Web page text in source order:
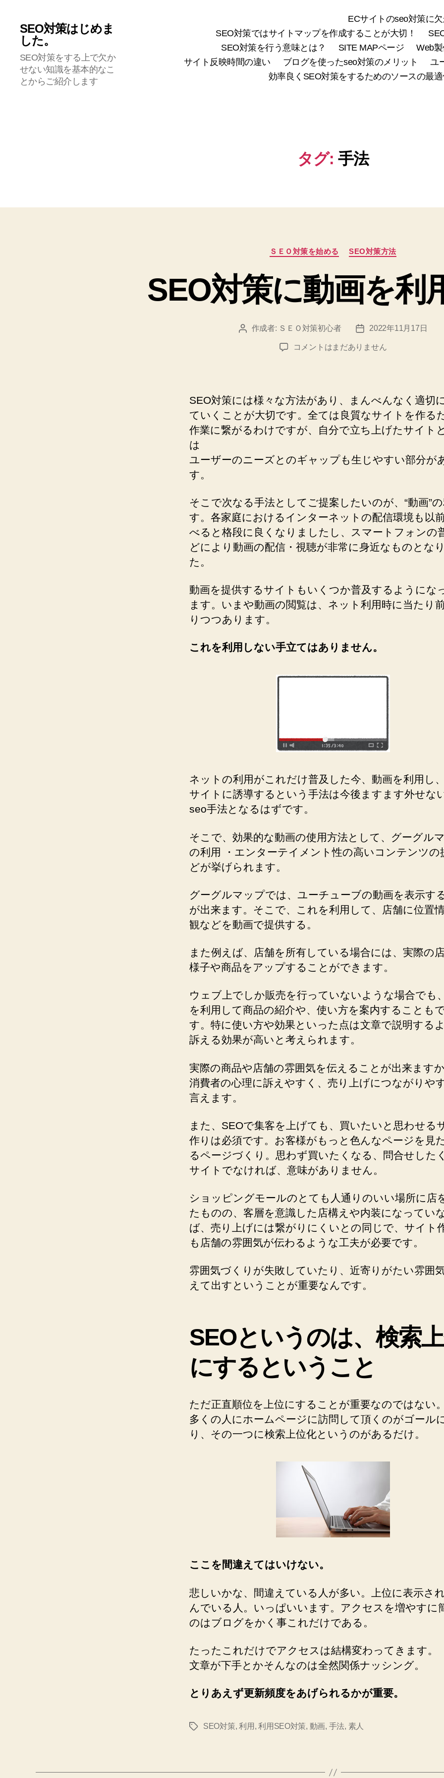
SEO対策はじめま
した。
SEO対策をする上で欠か
せない知識を基本的なこ
とからご紹介します
ECサイトのseo対策に
SEO対策ではサイトマップを作成することが大切！
SEO対策を行う意味とは？
SITE MAPページ
Web
サイト反映時間の違い
ブログを使ったseo対策のメリット
ユ
効率良くSEO対策をするためのソースの最
タグ: 手法
カ
テ
リ
ＳＥＯ対策を始める SEO対策方法
SEO対策に動画を利
投 作成者: ＳＥＯ対策初心者
投
日
2022年11月17日
SEO
動
画
を
利
る
コメントはまだありません
SEO対策には様々な方法があり、まんべんなく適切
ていくことが大切です。全ては良質なサイトを作る
作業に繋がるわけですが、自分で立ち上げたサイト
は
ユーザーのニーズとのギャップも生じやすい部分が
す。
そこで次なる手法としてご提案したいのが、“動画”
す。各家庭におけるインターネットの配信環境も以
べると格段に良くなりましたし、スマートフォンの
どにより動画の配信・視聴が非常に身近なものとな
た。
動画を提供するサイトもいくつか普及するようにな
ます。いまや動画の閲覧は、ネット利用時に当たり
りつつあります。
これを利用しない手立てはありません。
ネットの利用がこれだけ普及した今、動画を利用し、
サイトに誘導するという手法は今後ますます外せな
seo手法となるはずです。
そこで、効果的な動画の使用方法として、グーグル
の利用 ・エンターテイメント性の高いコンテンツの
どが挙げられます。
グーグルマップでは、ユーチューブの動画を表示す
が出来ます。そこで、これを利用して、店舗に位置
観などを動画で提供する。
また例えば、店舗を所有している場合には、実際の
様子や商品をアップすることができます。
ウェブ上でしか販売を行っていないような場合でも
を利用して商品の紹介や、使い方を案内することも
す。特に使い方や効果といった点は文章で説明する
訴える効果が高いと考えられます。
実際の商品や店舗の雰囲気を伝えることが出来ますか
消費者の心理に訴えやすく、売り上げにつながりや
言えます。
また、SEOで集客を上げても、買いたいと思わせる
作りは必須です。お客様がもっと色んなページを見
るページづくり。思わず買いたくなる、問合せした
サイトでなければ、意味がありません。
ショッピングモールのとても人通りのいい場所に店
たものの、客層を意識した店構えや内装になってい
ば、売り上げには繋がりにくいとの同じで、サイト
も店舗の雰囲気が伝わるような工夫が必要です。
雰囲気づくりが失敗していたり、近寄りがたい雰囲
えて出すということが重要なんです。
SEOというのは、検索
にするということ
ただ正直順位を上位にすることが重要なのではない
多くの人にホームページに訪問して頂くのがゴール
り、その一つに検索上位化というのがあるだけ。
ここを間違えてはいけない。
悲しいかな、間違えている人が多い。上位に表示さ
んでいる人。いっぱいいます。アクセスを増やすに
のはブログをかく事これだけである。
たったこれだけでアクセスは結構変わってきます。
文章が下手とかそんなのは全然関係ナッシング。
とりあえず更新頻度をあげられるかが重要。
タ
SEO対策,利用 ,利用SEO対策, 動画, 手法, 素人